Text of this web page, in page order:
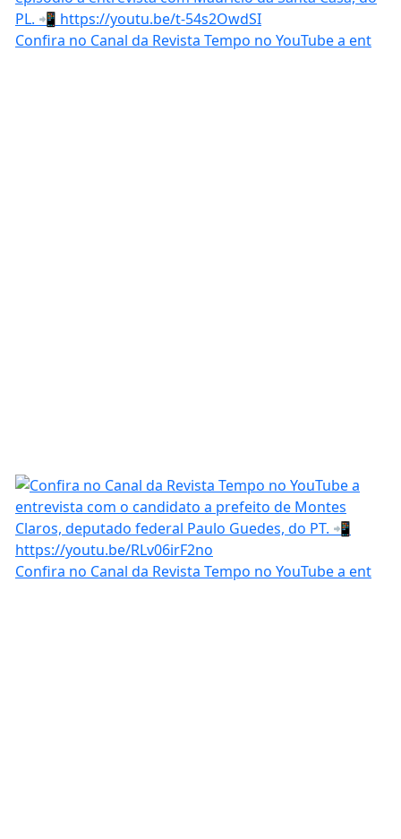
Confira no Canal da Revista Tempo no YouTube a ent
Confira no Canal da Revista Tempo no YouTube a ent